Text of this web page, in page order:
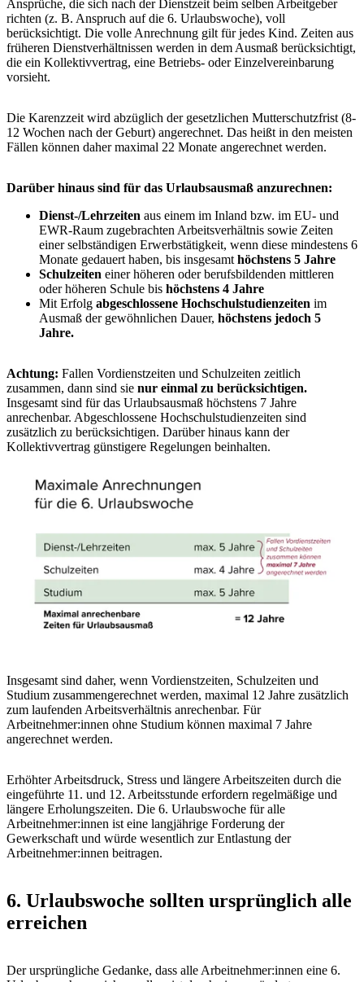
Ansprüche, die sich nach der Dienstzeit beim selben Arbeitgeber
richten (z. B. Anspruch auf die 6. Urlaubswoche), voll
berücksichtigt. Die volle Anrechnung gilt für jedes Kind. Zeiten aus
früheren Dienstverhältnissen werden in dem Ausmaß berücksichtigt,
die ein Kollektivvertrag, eine Betriebs- oder Ein­zel­ver­ein­bar­ung
vorsieht.
Die Karenzzeit wird abzüglich der gesetzlichen Mutterschutzfrist (8-
12 Wochen nach der Geburt) angerechnet. Das heißt in den meisten
Fällen können daher maximal 22 Monate angerechnet werden.
Darüber hinaus sind für das Urlaubsausmaß anzurechnen:
Dienst-/Lehrzeiten aus einem im Inland bzw. im EU- und
EWR-Raum zugebrachten Arbeitsverhältnis sowie Zeiten
einer selbständigen Erwerbstätigkeit, wenn diese mindestens 6
Monate gedauert haben, bis insgesamt höchstens 5 Jahre
Schulzeiten einer höheren oder berufsbildenden mittleren
oder höheren Schule bis höchstens 4 Jahre
Mit Erfolg abgeschlossene Hochschulstudienzeiten im
Ausmaß der gewöhnlichen Dauer, höchstens jedoch 5
Jahre.
Achtung: Fallen Vordienstzeiten und Schulzeiten zeitlich
zusammen, dann sind sie nur einmal zu berücksichtigen.
Insgesamt sind für das Urlaubsausmaß höchstens 7 Jahre
anrechenbar. Abgeschlossene Hochschulstudienzeiten sind
zusätzlich zu berücksichtigen. Darüber hinaus kann der
Kollektivvertrag günstigere Regelungen beinhalten.
Insgesamt sind daher, wenn Vordienstzeiten, Schulzeiten und
Studium zusammengerechnet werden, maximal 12 Jahre zusätzlich
zum laufenden Arbeitsverhältnis anrechenbar. Für
Arbeitnehmer:innen ohne Studium können maximal 7 Jahre
angerechnet werden.
Erhöhter Arbeitsdruck, Stress und längere Arbeitszeiten durch die
eingeführte 11. und 12. Arbeitsstunde erfordern regelmäßige und
längere Erholungszeiten. Die 6. Urlaubswoche für alle
Arbeitnehmer:innen ist eine langjährige Forderung der
Gewerkschaft und würde wesentlich zur Entlastung der
Arbeitnehmer:innen beitragen.
6. Urlaubswoche sollten ursprünglich alle
erreichen
Der ursprüngliche Gedanke, dass alle Arbeitnehmer:innen eine 6.